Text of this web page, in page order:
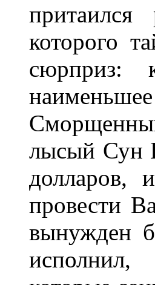
которого
сюрприз:
лысый Сун
долларов,
провести
вынужден